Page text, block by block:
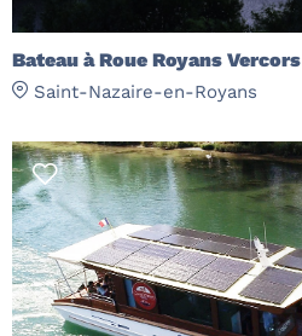
Bateau à Roue Royans Vercors
Saint-Nazaire-en-Royans